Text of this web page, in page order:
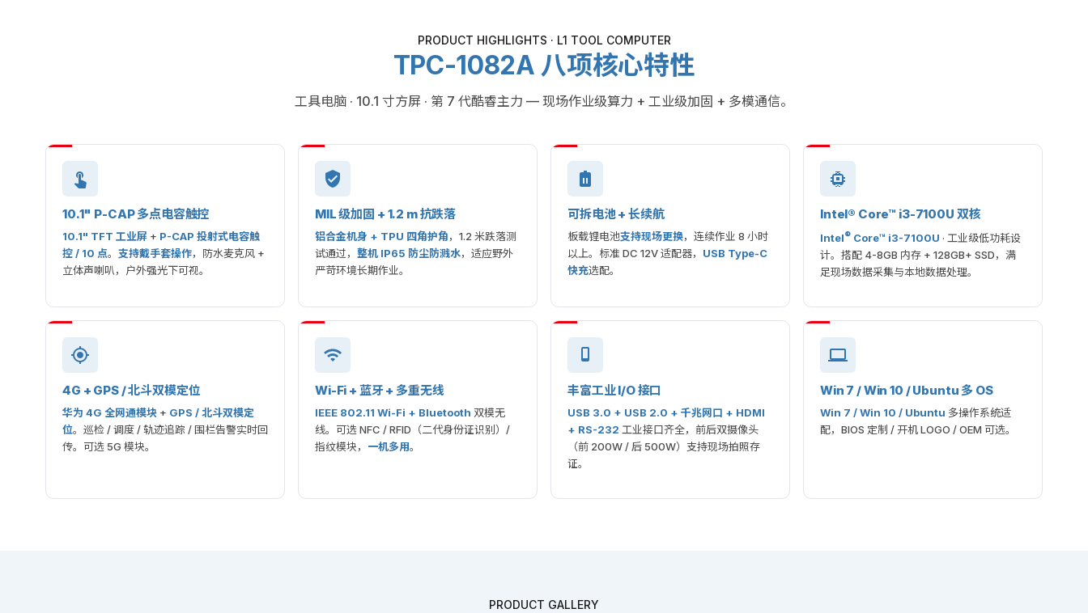
PRODUCT HIGHLIGHTS · L1 TOOL COMPUTER
TPC-1082A 八项核心特性
工具电脑 · 10.1 寸方屏 · 第 7 代酷睿主力 — 现场作业级算力 + 工业级加固 + 多模通信。
10.1" P-CAP 多点电容触控
10.1" TFT 工业屏 + P-CAP 投射式电容触
控 / 10 点。 支持戴手套操作，防水麦克风 +
立体声喇叭，户外强光下可视。
MIL 级加固 + 1.2 m 抗跌落
铝合金机身 + TPU 四角护角，1.2 米跌落测
试通过， 整机 IP65 防尘防溅水，适应野外
严苛环境长期作业。
可拆电池 + 长续航
板载锂电池支持现场更换，连续作业 8 小时
以上。标准 DC 12V 适配器， USB Type-C
快充选配。
Intel® Core™ i3-7100U 双核
Intel® Core™ i3-7100U · 工业级低功耗设
计。搭配 4-8GB 内存 + 128GB+ SSD，满
足现场数据采集与本地数据处理。
4G + GPS / 北斗双模定位
华为 4G 全网通模块 + GPS / 北斗双模定
位。巡检 / 调度 / 轨迹追踪 / 围栏告警实时回
传。可选 5G 模块。
Wi-Fi + 蓝牙 + 多重无线
IEEE 802.11 Wi-Fi + Bluetooth 双模无
线。可选 NFC / RFID（二代身份证识别）/
指纹模块， 一机多用。
丰富工业 I/O 接口
USB 3.0 + USB 2.0 + 千兆网口 + HDMI
+ RS-232 工业接口齐全，前后双摄像头
（前 200W / 后 500W）支持现场拍照存
证。
Win 7 / Win 10 / Ubuntu 多 OS
Win 7 / Win 10 / Ubuntu 多操作系统适
配，BIOS 定制 / 开机 LOGO / OEM 可选。
PRODUCT GALLERY